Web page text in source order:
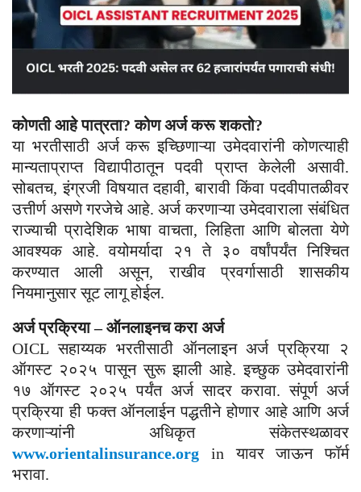
कोणती आहे पात्रता? कोण अर्ज करू शकतो?
या भरतीसाठी अर्ज करू इच्छिणाऱ्या उमेदवारांनी कोणत्याही
मान्यताप्राप्त विद्यापीठातून पदवी प्राप्त केलेली असावी.
सोबतच, इंग्रजी विषयात दहावी, बारावी किंवा पदवीपातळीवर
उत्तीर्ण असणे गरजेचे आहे. अर्ज करणाऱ्या उमेदवाराला संबंधित
राज्याची प्रादेशिक भाषा वाचता, लिहिता आणि बोलता येणे
आवश्यक आहे. वयोमर्यादा २१ ते ३० वर्षांपर्यंत निश्चित
करण्यात आली असून, राखीव प्रवर्गासाठी शासकीय
नियमानुसार सूट लागू होईल.
अर्ज प्रक्रिया – ऑनलाइनच करा अर्ज
OICL सहाय्यक भरतीसाठी ऑनलाइन अर्ज प्रक्रिया २
ऑगस्ट २०२५ पासून सुरू झाली आहे. इच्छुक उमेदवारांनी
१७ ऑगस्ट २०२५ पर्यंत अर्ज सादर करावा. संपूर्ण अर्ज
प्रक्रिया ही फक्त ऑनलाईन पद्धतीने होणार आहे आणि अर्ज
करणाऱ्यांनी अधिकृत संकेतस्थळावर
www.orientalinsurance.org in यावर जाऊन फॉर्म
भरावा.